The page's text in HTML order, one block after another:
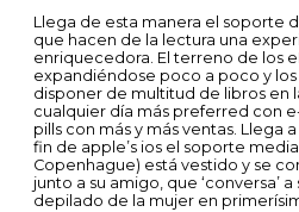
Llega de esta manera el soporte
que hacen de la lectura una
enriquecedora. El terreno de los
expandiéndose poco a poco y
disponer de multitud de libros en
cualquier día más preferred con
pills con más y más ventas. Llega
fin de apple’s ios el soporte
Copenhague) está vestido y se
junto a su amigo, que ‘conversa’
depilado de la mujer en